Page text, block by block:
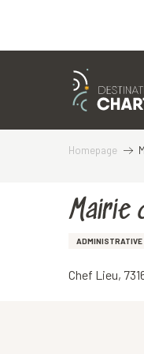
Homepage
Mairie
Chef Lieu,